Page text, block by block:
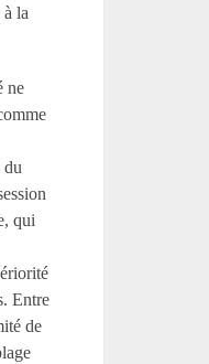
la
ne
du
qui
Entre
de